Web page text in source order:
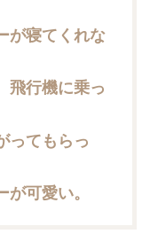
が寝てくれな
飛行機に乗っ
ってもらっ
可愛い。